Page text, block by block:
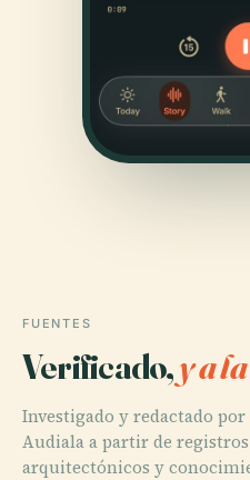
FUENTES
Verificado,y a
Investigado y redactado
Audiala a partir de
arquitectónicos y